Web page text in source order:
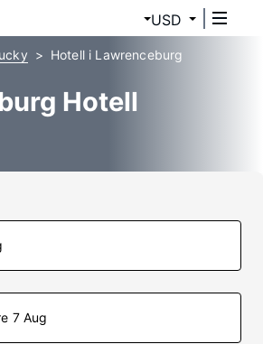
USD
Hotell i Lawrenceburg
Hotell
7 Aug